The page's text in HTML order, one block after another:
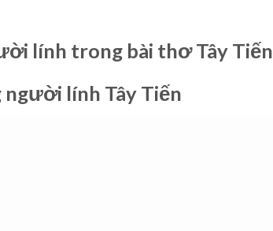
lính trong bài thơ Tây Tiến
lính Tây Tiến